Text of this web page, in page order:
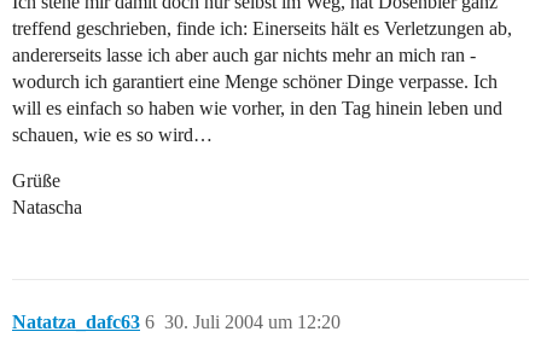
treffend geschrieben, finde ich: Einerseits hält es Verletzungen ab,
andererseits lasse ich aber auch gar nichts mehr an mich ran -
wodurch ich garantiert eine Menge schöner Dinge verpasse. Ich
will es einfach so haben wie vorher, in den Tag hinein leben und
schauen, wie es so wird…
Grüße
Natascha
Natatza_dafc63 30. Juli 2004 um 12:20
6